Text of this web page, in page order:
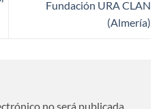
Fundación URA CLAN
(Almería)
no será publicada.